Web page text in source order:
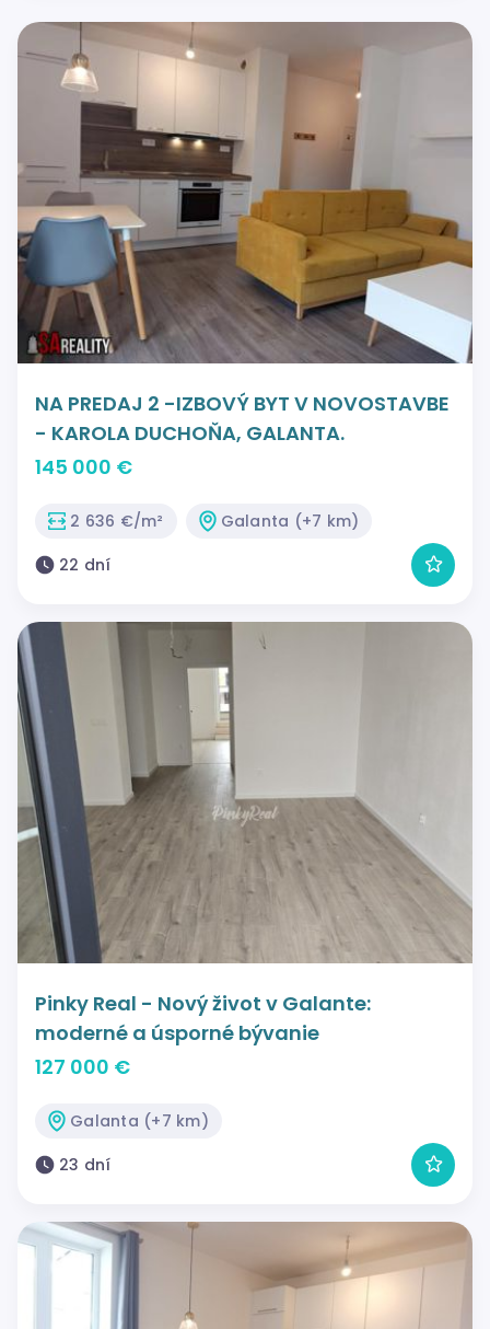
NA PREDAJ 2 -IZBOVÝ BYT V NOVOSTAVBE
- KAROLA DUCHOŇA, GALANTA.
145 000 €
2 636 €/m²
Galanta (+7 km)
22 dní
Pinky Real - Nový život v Galante:
moderné a úsporné bývanie
127 000 €
Galanta (+7 km)
23 dní